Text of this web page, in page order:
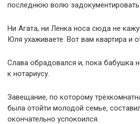
последнюю волю задокументировать.
Ни Агата, ни Ленка носа сюда не
Юля ухаживаете. Вот вам квартира и
Слава обрадовался и, пока бабушка
к нотариусу.
Завещание, по которому
была отойти молодой семье,
окончательно успокоился.